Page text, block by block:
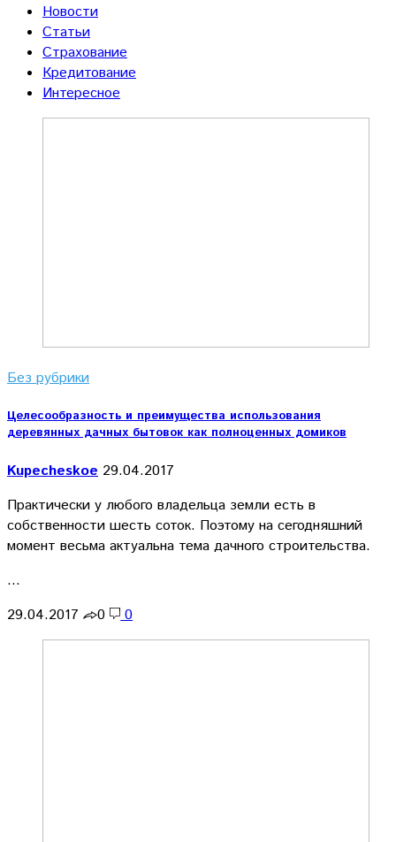
Новости
Статьи
Страхование
Кредитование
Интересное
Без рубрики
Целесообразность и преимущества использования
деревянных дачных бытовок как полноценных домиков
Kupecheskoe 29.04.2017
Практически у любого владельца земли есть в
собственности шесть соток. Поэтому на сегодняшний
момент весьма актуальна тема дачного строительства.
…
29.04.2017
0 0